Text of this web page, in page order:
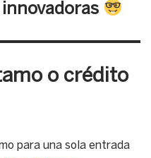
o crédito
para una sola entrada